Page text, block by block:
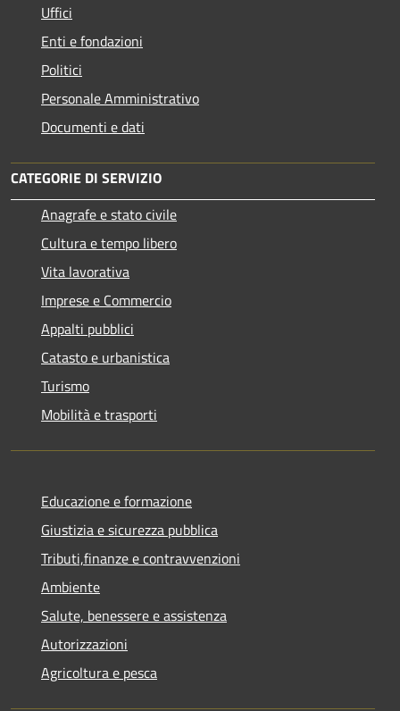
Uffici
Enti e fondazioni
Politici
Personale Amministrativo
Documenti e dati
CATEGORIE DI SERVIZIO
Anagrafe e stato civile
Cultura e tempo libero
Vita lavorativa
Imprese e Commercio
Appalti pubblici
Catasto e urbanistica
Turismo
Mobilità e trasporti
Educazione e formazione
Giustizia e sicurezza pubblica
Tributi,finanze e contravvenzioni
Ambiente
Salute, benessere e assistenza
Autorizzazioni
Agricoltura e pesca